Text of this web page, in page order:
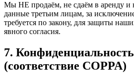
Мы НЕ продаём, не сдаём в аренду и
данные третьим лицам, за
требуется по закону, для защиты
явного согласия.
7.
(соответствие COPPA)